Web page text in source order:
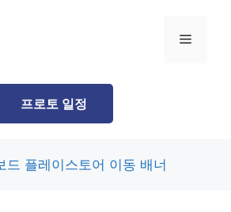
Menu
프로토 일정